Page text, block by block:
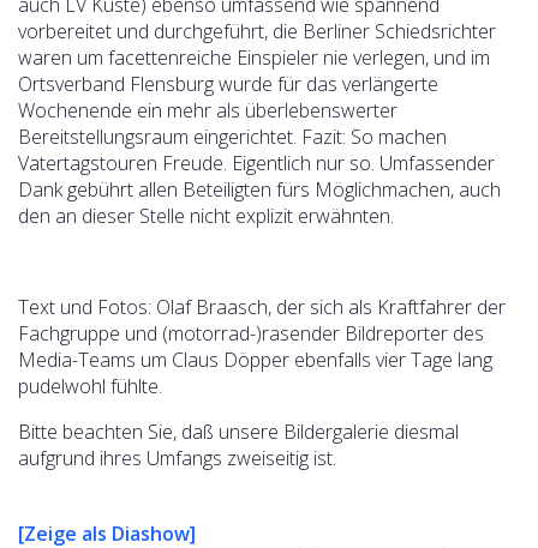
vorbereitet und durchgeführt, die Berliner Schiedsrichter
waren um facettenreiche Einspieler nie verlegen, und im
Ortsverband Flensburg wurde für das verlängerte
Wochenende ein mehr als überlebenswerter
Bereitstellungsraum eingerichtet. Fazit: So machen
Vatertagstouren Freude. Eigentlich nur so. Umfassender
Dank gebührt allen Beteiligten fürs Möglichmachen, auch
den an dieser Stelle nicht explizit erwähnten.
Text und Fotos: Olaf Braasch, der sich als Kraftfahrer der
Fachgruppe und (motorrad-)rasender Bildreporter des
Media-Teams um Claus Döpper ebenfalls vier Tage lang
pudelwohl fühlte.
Bitte beachten Sie, daß unsere Bildergalerie diesmal
aufgrund ihres Umfangs zweiseitig ist.
[Zeige als Diashow]